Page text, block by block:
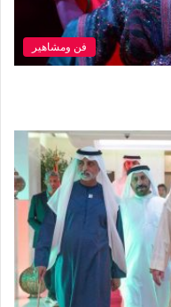
فن ومشاهير